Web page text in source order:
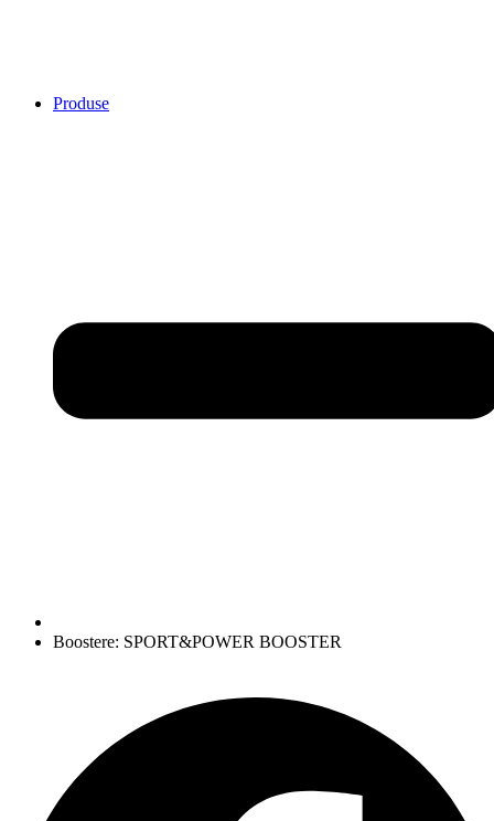
Produse
Boostere: SPORT&POWER BOOSTER